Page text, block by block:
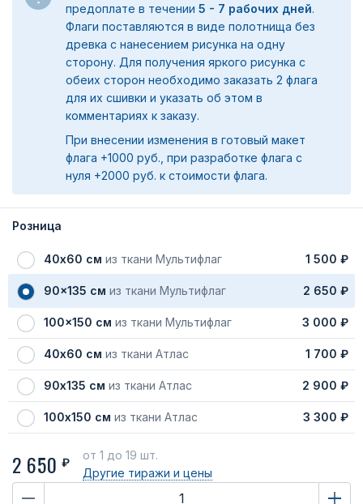
предоплате в течении 5 - 7 рабочих дней.
Флаги поставляются в виде полотнища без
древка с нанесением рисунка на одну
сторону. Для получения яркого рисунка с
обеих сторон необходимо заказать 2 флага
для их сшивки и указать об этом в
комментариях к заказу.
При внесении изменения в готовый макет
флага +1000 руб., при разработке флага с
нуля +2000 руб. к стоимости флага.
Розница
40х60 см из ткани Мультифлаг 1 500 ₽
90x135 см из ткани Мультифлаг 2 650 ₽
100x150 см из ткани Мультифлаг 3 000 ₽
40х60 см из ткани Атлас 1 700 ₽
90х135 см из ткани Атлас 2 900 ₽
100х150 см из ткани Атлас 3 300 ₽
2 650 ₽
от 1 до 19 шт.
Другие тиражи и цены